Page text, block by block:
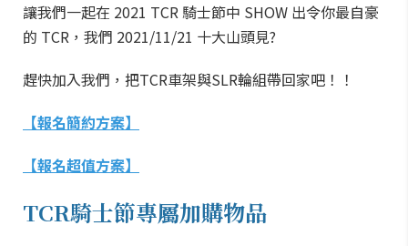
讓我們一起在 2021 TCR 騎士節中 SHOW 出令你最自豪
的 TCR，我們 2021/11/21 十大山頭見?
趕快加入我們，把TCR車架與SLR輪組帶回家吧！！
【報名簡約方案】
【報名超值方案】
TCR騎士節專屬加購物品